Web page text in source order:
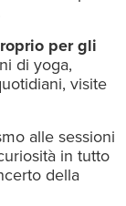
per gli
di yoga,
visite
alle sessioni
in tutto
della